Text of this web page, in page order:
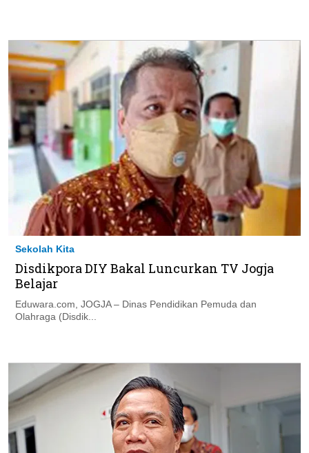
Sekolah Kita
Disdikpora DIY Bakal Luncurkan TV Jogja
Belajar
Eduwara.com, JOGJA – Dinas Pendidikan Pemuda dan
Olahraga (Disdik...